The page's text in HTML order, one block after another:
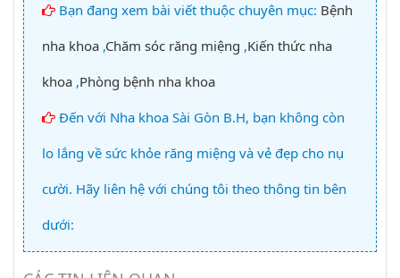
Bạn đang xem bài viết thuộc chuyên mục: Bệnh
nha khoa ,Chăm sóc răng miệng ,Kiến thức nha
khoa ,Phòng bệnh nha khoa
Đến với Nha khoa Sài Gòn B.H, bạn không còn
lo lắng về sức khỏe răng miệng và vẻ đẹp cho nụ
cười. Hãy liên hệ với chúng tôi theo thông tin bên
dưới: